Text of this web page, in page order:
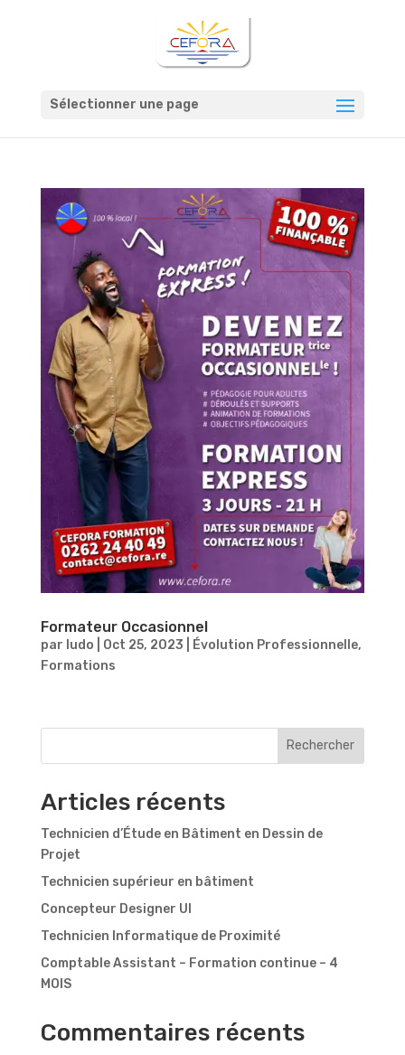
Sélectionner une page
Formateur Occasionnel
par ludo Oct 25, 2023 Évolution Professionnelle,
Formations
Rechercher
Articles récents
Technicien d’Étude en Bâtiment en Dessin de
Projet
Technicien supérieur en bâtiment
Concepteur Designer UI
Technicien Informatique de Proximité
Comptable Assistant – Formation continue – 4
MOIS
Commentaires récents